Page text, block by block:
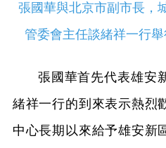
張國華與北京市副市長，
管委會主任談緒祥一行
張國華首先代表雄安
緒祥一行的到來表示熱烈
中心長期以來給予雄安新